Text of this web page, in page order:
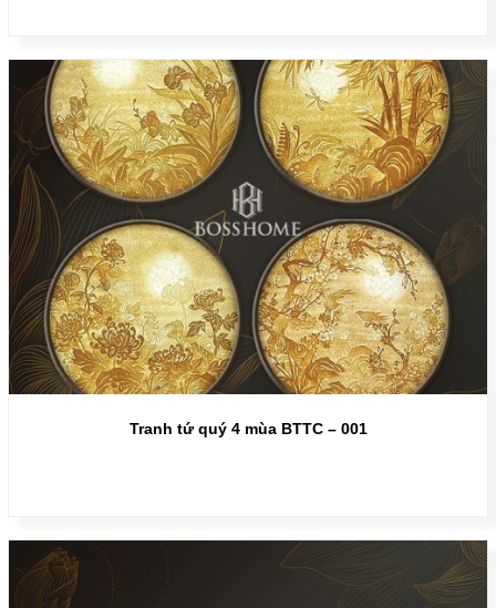
Tranh tứ quý 4 mùa BTTC – 001